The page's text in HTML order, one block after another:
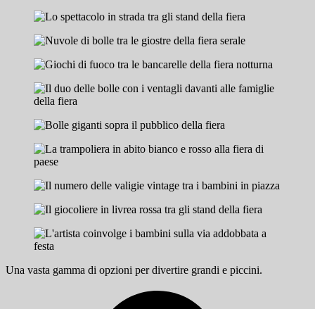
Una vasta gamma di opzioni per divertire grandi e piccini.